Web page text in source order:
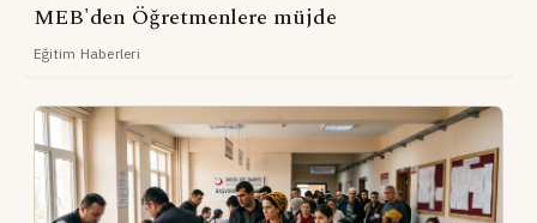
MEB'den Öğretmenlere müjde
Eğitim Haberleri